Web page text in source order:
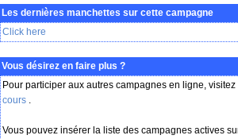
Les dernières manchettes sur cette campagne
Click here
Vous désirez en faire plus ?
Pour participer aux autres campagnes en ligne,
cours .
Vous pouvez insérer la liste des campagnes actives